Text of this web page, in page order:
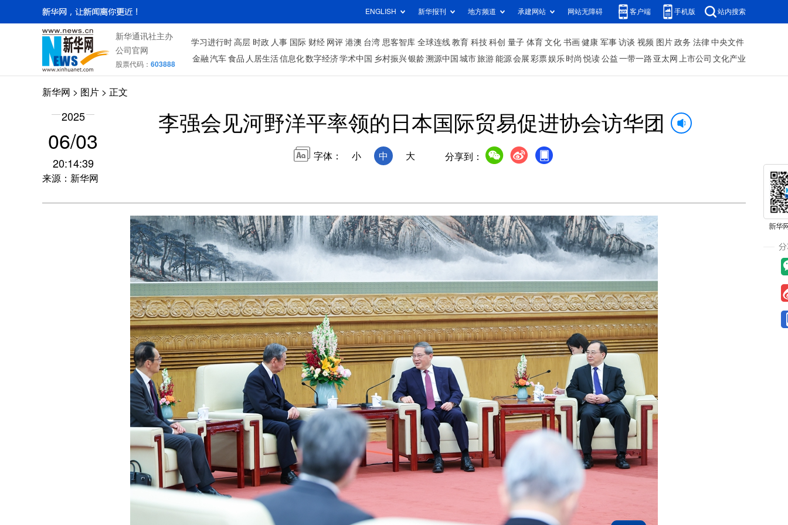
ENGLISH 新华报刊 地方频道 承建网站 网站无障碍 客户端 手机版 站内搜索
新华通讯社主办
公司官网
股票代码： 603888
学习进行时 高层 时政 人事 国际 财经 网评 港澳 台湾 思客智库 全球连线 教育 科技 科创 量子 体育 文化 书画 健康 军事 访谈 视频 图片 政务 法律 中央文件
金融 汽车 食品 人居生活信息化数字经济学术中国 乡村振兴银龄溯源中国 城市旅游 能源 会展 彩票娱乐 时尚 悦读 公益 一带一路 亚太网 上市公司 文化产业
新华网 > 图片 > 正文
2025
06/03
20:14:39
来源：新华网
李强会见河野洋平率领的日本国际贸易促进协会访华团
字体： 小 中 大 分享到：